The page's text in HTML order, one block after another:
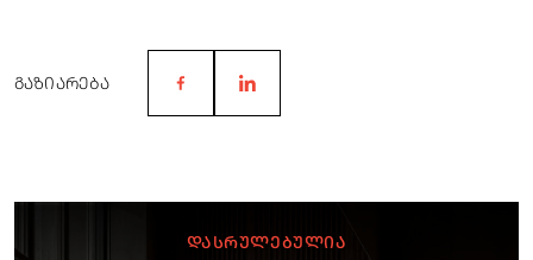
ᲒᲐᲖᲘᲐᲠᲔᲑᲐ
ᲓᲐᲡᲠᲣᲚᲔᲑᲣᲚᲘᲐ